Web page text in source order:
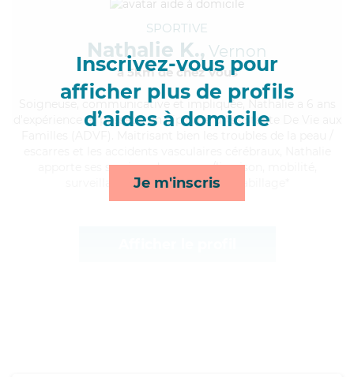
Inscrivez-vous pour
afficher plus de profils
d’aides à domicile
Je m'inscris
SPORTIVE
Nathalie K., Vernon
à 5km de chez Vous
, communicative et impliquée, Nathalie a 6 ans
d'expérience et possède un diplôme d'Assistante De Vie aux
apporte ses services de courses/livraison, mobilité,
surveillance de nuit et toilette/habillage*